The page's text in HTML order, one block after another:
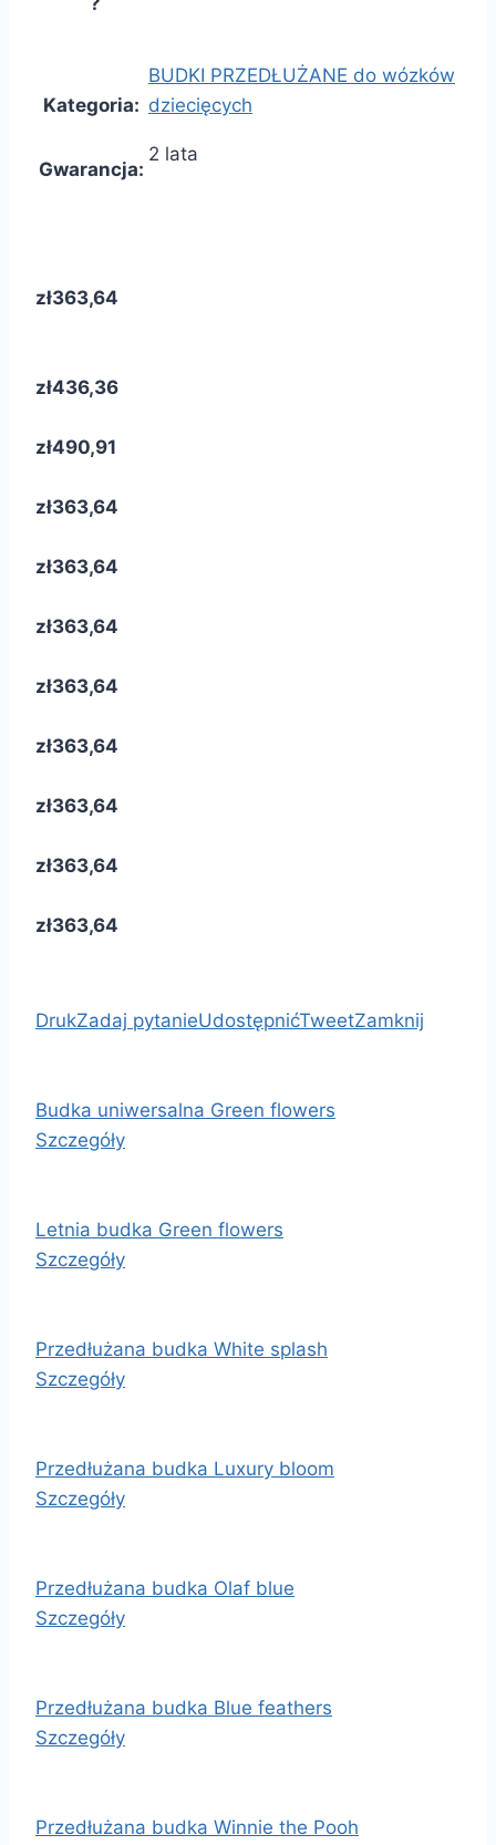
Kategoria:
BUDKI PRZEDŁUŻANE do wózków
dziecięcych
Gwarancja:
2 lata
zł363,64
zł436,36
zł490,91
zł363,64
zł363,64
zł363,64
zł363,64
zł363,64
zł363,64
zł363,64
zł363,64
DrukZadaj pytanieUdostępnićTweetZamknij
Budka uniwersalna Green flowers
Szczegóły
Letnia budka Green flowers
Szczegóły
Przedłużana budka White splash
Szczegóły
Przedłużana budka Luxury bloom
Szczegóły
Przedłużana budka Olaf blue
Szczegóły
Przedłużana budka Blue feathers
Szczegóły
Przedłużana budka Winnie the Pooh